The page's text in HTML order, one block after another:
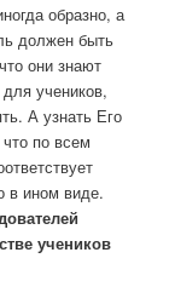
образно, а
должен быть
они знают
учеников,
А узнать Его
по всем
в ином виде.
учеников